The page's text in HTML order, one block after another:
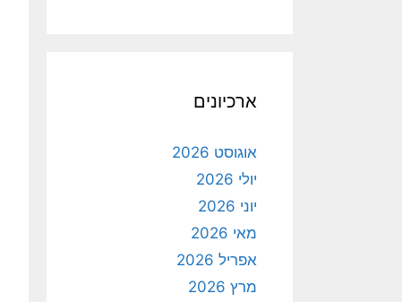
ארכיונים
אוגוסט 2026
יולי 2026
יוני 2026
מאי 2026
אפריל 2026
מרץ 2026